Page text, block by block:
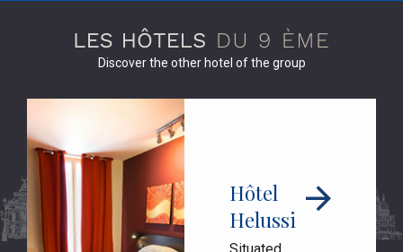
Discover the other hotel of the group
Hôtel
Helussi